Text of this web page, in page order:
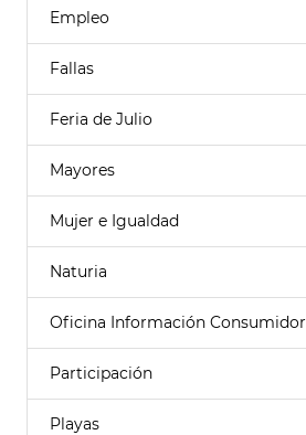
Empleo
Fallas
Feria de Julio
Mayores
Mujer e Igualdad
Naturia
Oficina Información Consumidor
Participación
Playas